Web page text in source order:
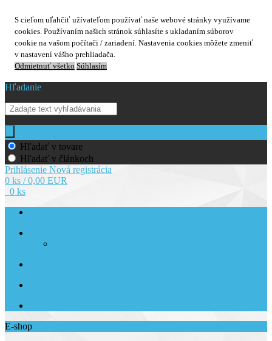
S cieľom uľahčiť užívateľom používať naše webové stránky využívame
cookies. Používaním našich stránok súhlasíte s ukladaním súborov
cookie na vašom počítači / zariadení. Nastavenia cookies môžete zmeniť
v nastavení vášho prehliadača.
Odmietnuť všetko Súhlasím
Hľadanie
Hľadať v tovare
Hľadať v článkoch
Prihlásenie Nová registrácia
0 ks / 0,00 EUR
0 ks
E-shop